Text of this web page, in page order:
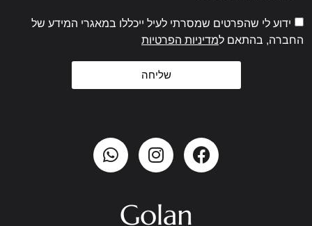
ידוע לי שהפרטים שמסרתי לעיל ייכללו במאגרי המידע של
החברה, בהתאם למדיניות הפרטיות
שליחה